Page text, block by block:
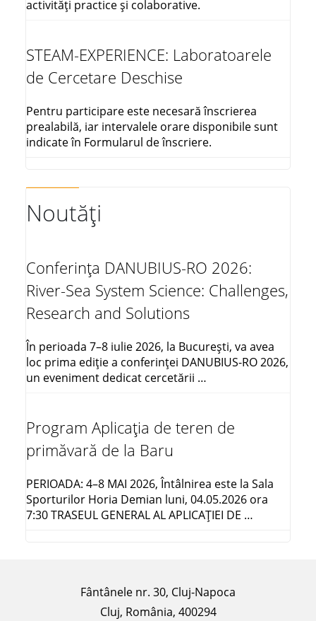
activități practice și colaborative.
STEAM-EXPERIENCE: Laboratoarele
de Cercetare Deschise
Pentru participare este necesară înscrierea
prealabilă, iar intervalele orare disponibile sunt
indicate în Formularul de înscriere.
Noutăți
Conferința DANUBIUS-RO 2026:
River-Sea System Science: Challenges,
Research and Solutions
În perioada 7–8 iulie 2026, la București, va avea
loc prima ediție a conferinței DANUBIUS-RO 2026,
un eveniment dedicat cercetării …
Program Aplicația de teren de
primăvară de la Baru
PERIOADA: 4–8 MAI 2026, Întâlnirea este la Sala
Sporturilor Horia Demian luni, 04.05.2026 ora
7:30 TRASEUL GENERAL AL APLICAŢIEI DE …
Fântânele nr. 30, Cluj-Napoca
Cluj, România, 400294